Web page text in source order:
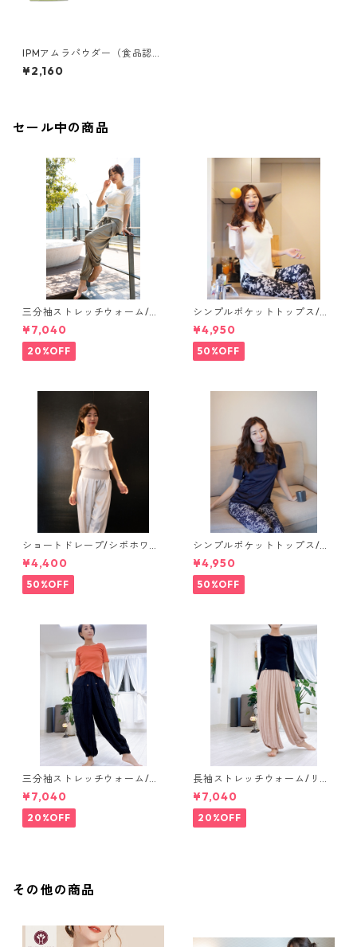
IPMアムラパウダー（食品認
可）【正規販売店】
¥2,160
セール中の商品
三分袖ストレッチウォーム/リ
ブホワイト【short tops】
¥7,040
20%OFF
シンプルポケットトップス/ホ
ワイト【salon tops】
¥4,950
50%OFF
ショートドレープ/シボホワイ
ト【tops】
¥4,400
50%OFF
シンプルポケットトップス/ネ
イビー【salon tops】
¥4,950
50%OFF
三分袖ストレッチウォーム/リ
ブオレンジ【short tops】
¥7,040
20%OFF
長袖ストレッチウォーム/リブ
ブラック【long tops】
¥7,040
20%OFF
その他の商品